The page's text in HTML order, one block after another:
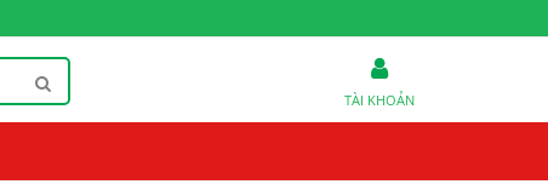
TÀI KHOẢN